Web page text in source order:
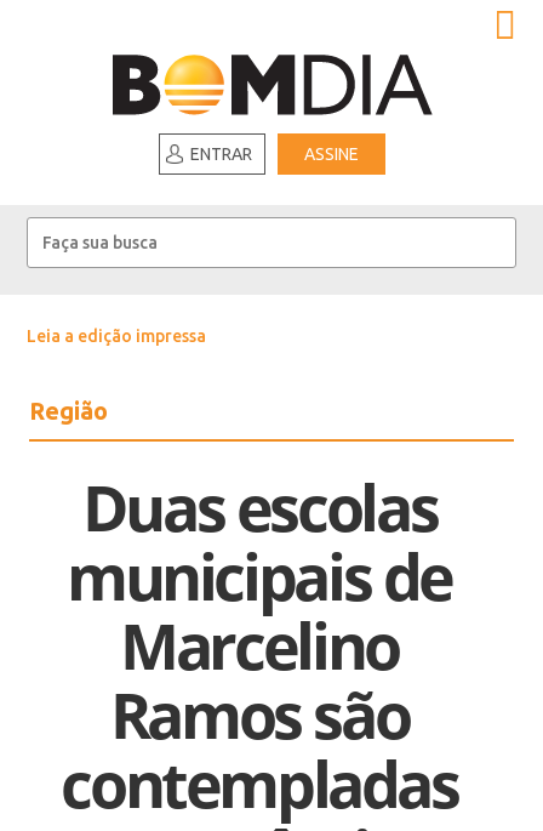
ENTRAR ASSINE
Leia a edição impressa
Região
Duas escolas
municipais de
Marcelino
Ramos são
contempladas